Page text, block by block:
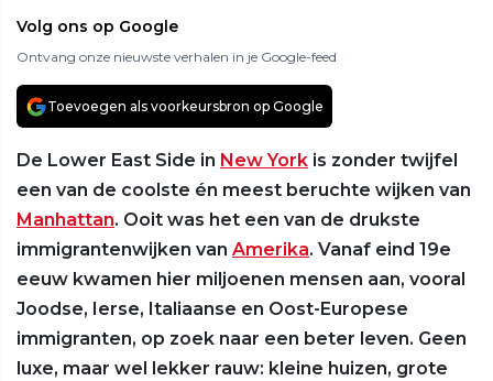
Volg ons op Google
Ontvang onze nieuwste verhalen in je Google-feed
Toevoegen als voorkeursbron op Google
De Lower East Side in New York is zonder twijfel
een van de coolste én meest beruchte wijken van
Manhattan. Ooit was het een van de drukste
immigrantenwijken van Amerika. Vanaf eind 19e
eeuw kwamen hier miljoenen mensen aan, vooral
Joodse, Ierse, Italiaanse en Oost-Europese
immigranten, op zoek naar een beter leven. Geen
luxe, maar wel lekker rauw: kleine huizen, grote